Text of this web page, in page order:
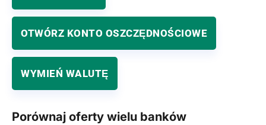
OTWÓRZ KONTO OSZCZĘDNOŚCIOWE
WYMIEŃ WALUTĘ
Porównaj oferty wielu banków